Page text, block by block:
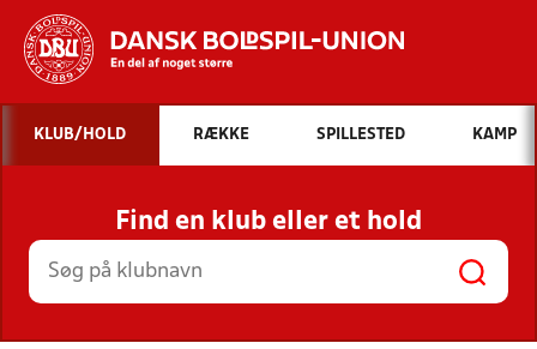
Hvad vil du søge efter?
INDHOLD OG NYHEDER
STILLINGER, RESULTATER, KLUBBER OG
HOLD
KLUB/HOLD RÆKKE SPILLESTED KAMP
Find en klub eller et hold